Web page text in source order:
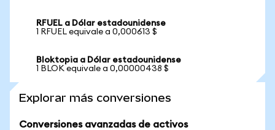
RFUEL a Dólar estadounidense
1 RFUEL equivale a 0,000613 $
Bloktopia a Dólar estadounidense
1 BLOK equivale a 0,00000438 $
Explorar más conversiones
Conversiones avanzadas de activos